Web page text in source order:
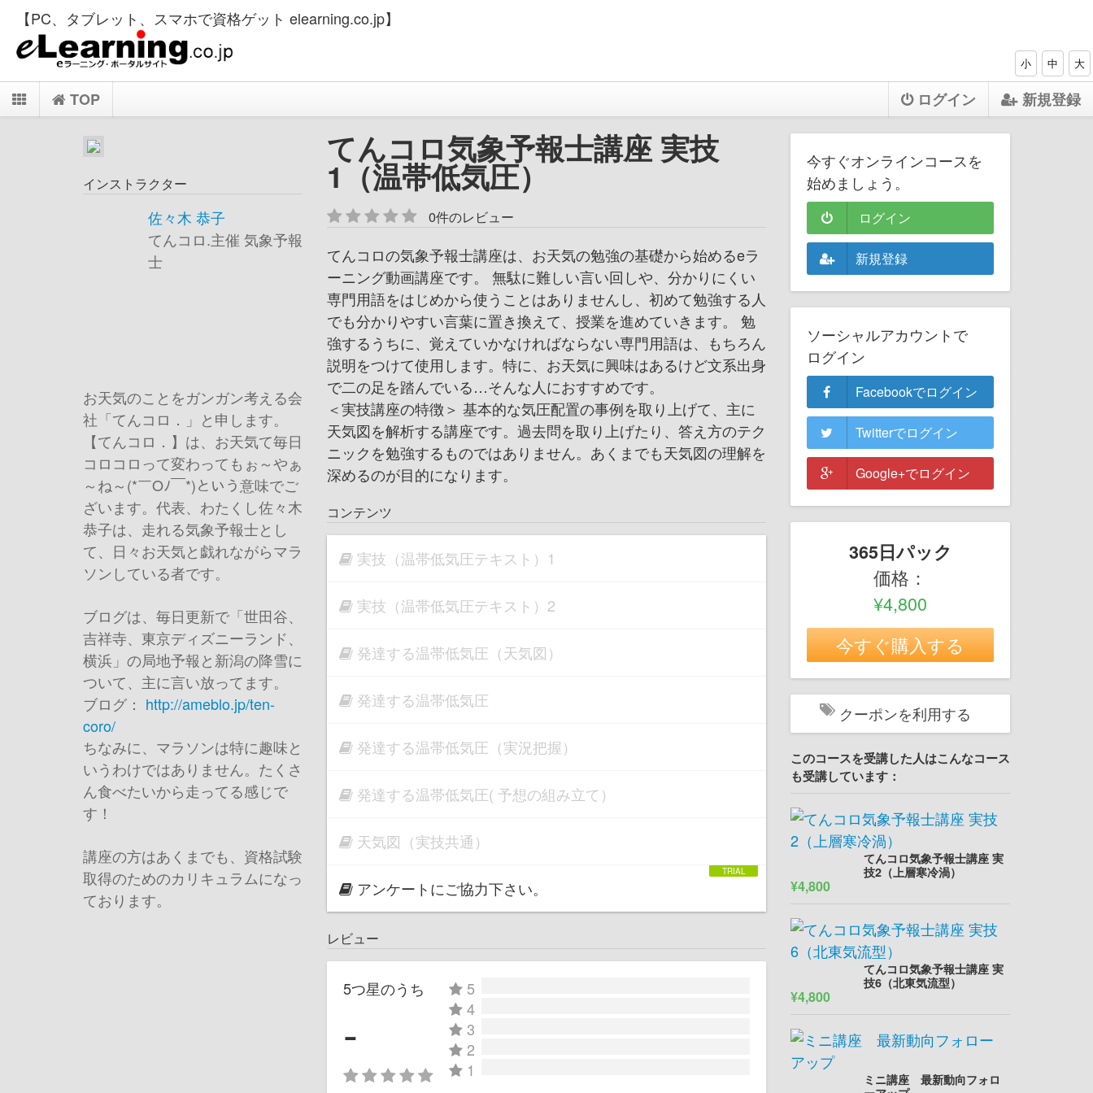
【PC、タブレット、スマホで資格ゲット elearning.co.jp】
小 中 大
TOP ログイン 新規登録
インストラクター
佐々木 恭子
てんコロ.主催 気象予報
士
お天気のことをガンガン考える会
社「てんコロ．」と申します。
【てんコロ．】は、お天気て毎日
コロコロって変わってもぉ～やぁ
～ね～(*￣Oﾉ￣*)という意味でご
ざいます。代表、わたくし佐々木
恭子は、走れる気象予報士とし
て、日々お天気と戯れながらマラ
ソンしている者です。
ブログは、毎日更新で「世田谷、
吉祥寺、東京ディズニーランド、
横浜」の局地予報と新潟の降雪に
ついて、主に言い放ってます。
ブログ： http://ameblo.jp/ten-
coro/
ちなみに、マラソンは特に趣味と
いうわけではありません。たくさ
ん食べたいから走ってる感じで
す！
講座の方はあくまでも、資格試験
取得のためのカリキュラムになっ
ております。
てんコロ気象予報士講座 実技
1（温帯低気圧）
0件のレビュー
てんコロの気象予報士講座は、お天気の勉強の基礎から始めるeラ
ーニング動画講座です。 無駄に難しい言い回しや、分かりにくい
専門用語をはじめから使うことはありませんし、初めて勉強する人
でも分かりやすい言葉に置き換えて、授業を進めていきます。 勉
強するうちに、覚えていかなければならない専門用語は、もちろん
説明をつけて使用します。特に、お天気に興味はあるけど文系出身
で二の足を踏んでいる…そんな人におすすめです。
＜実技講座の特徴＞ 基本的な気圧配置の事例を取り上げて、主に
天気図を解析する講座です。過去問を取り上げたり、答え方のテク
ニックを勉強するものではありません。あくまでも天気図の理解を
深めるのが目的になります。
コンテンツ
実技（温帯低気圧テキスト）1
実技（温帯低気圧テキスト）2
発達する温帯低気圧（天気図）
発達する温帯低気圧
発達する温帯低気圧（実況把握）
発達する温帯低気圧( 予想の組み立て）
天気図（実技共通）
アンケートにご協力下さい。
レビュー
5つ星のうち
-
5
4
3
2
1
今すぐオンラインコースを
始めましょう。
ログイン
新規登録
ソーシャルアカウントで
ログイン
Facebookでログイン
Twitterでログイン
Google+でログイン
365日パック
価格：
¥4,800
今すぐ購入する
クーポンを利用する
このコースを受講した人はこんなコース
も受講しています：
てんコロ気象予報士講座 実
技2（上層寒冷渦）
¥4,800
てんコロ気象予報士講座 実
技6（北東気流型）
¥4,800
ミニ講座 最新動向フォロ